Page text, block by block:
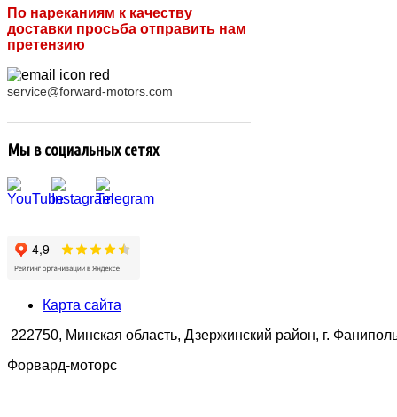
По нареканиям к качеству
доставки просьба отправить нам
претензию
service@forward-motors.com
Мы в социальных сетях
Карта сайта
222750, Минская область, Дзержинский район, г.
Форвард-моторс